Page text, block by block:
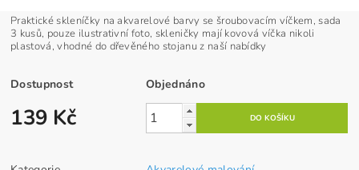
Praktické skleníčky na akvarelové barvy se šroubovacím víčkem, sada
3 kusů, pouze ilustrativní foto, skleničky mají kovová víčka nikoli
plastová, vhodné do dřevěného stojanu z naší nabídky
Dostupnost Objednáno
139 Kč